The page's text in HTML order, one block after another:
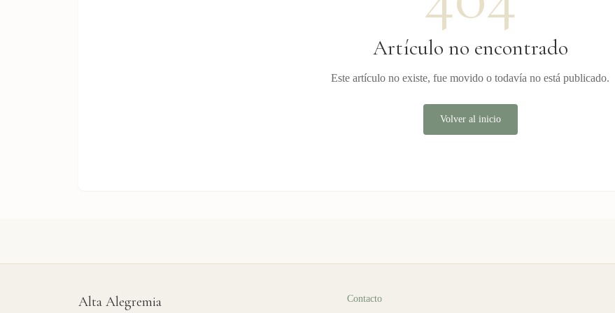
Artículo no encontrado
Este artículo no existe, fue movido o todavía no está publicado.
Volver al inicio
Alta Alegremia Contacto